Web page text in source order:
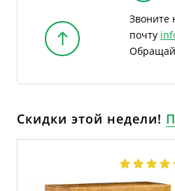
Звоните
почту
Скидки этой недели!